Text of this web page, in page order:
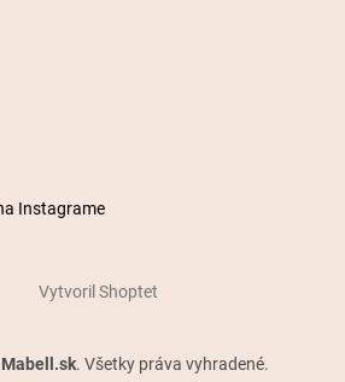
Instagrame
Vytvoril Shoptet
Mabell.sk. Všetky práva vyhradené.